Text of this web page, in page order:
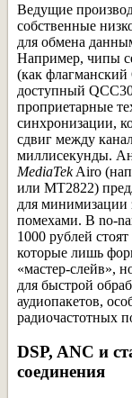
Ведущие
собственные
для обмена
Например, чипы
(как
доступный
проприетарные
синхронизации,
сдвиг между
миллисекунды.
MediaTekAiro
или MT2822)
для минимизации
помехами. В no-
1000 рублей
которые лишь
«мастер-слейв»,
для быстрой
аудиопакетов,
радиочастотных
DSP, ANC и
соединения